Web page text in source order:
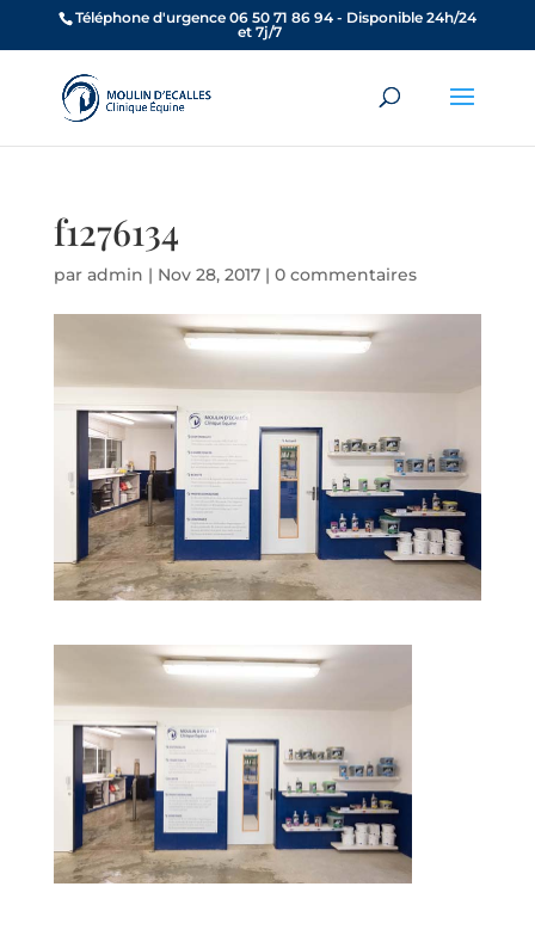
Téléphone d'urgence 06 50 71 86 94 - Disponible 24h/24
et 7j/7
f1276134
par admin | Nov 28, 2017| 0 commentaires